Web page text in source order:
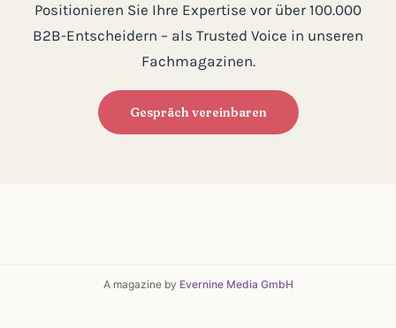
Positionieren Sie Ihre Expertise vor über 100.000
B2B-Entscheidern – als Trusted Voice in unseren
Fachmagazinen.
Gespräch vereinbaren
A magazine by Evernine Media GmbH